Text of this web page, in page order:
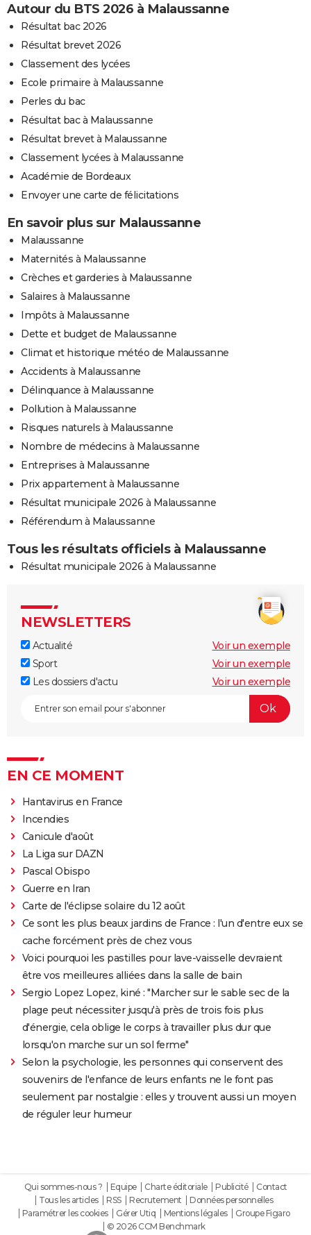
Autour du BTS 2026 à Malaussanne
Résultat bac 2026
Résultat brevet 2026
Classement des lycées
Ecole primaire à Malaussanne
Perles du bac
Résultat bac à Malaussanne
Résultat brevet à Malaussanne
Classement lycées à Malaussanne
Académie de Bordeaux
Envoyer une carte de félicitations
En savoir plus sur Malaussanne
Malaussanne
Maternités à Malaussanne
Crèches et garderies à Malaussanne
Salaires à Malaussanne
Impôts à Malaussanne
Dette et budget de Malaussanne
Climat et historique météo de Malaussanne
Accidents à Malaussanne
Délinquance à Malaussanne
Pollution à Malaussanne
Risques naturels à Malaussanne
Nombre de médecins à Malaussanne
Entreprises à Malaussanne
Prix appartement à Malaussanne
Résultat municipale 2026 à Malaussanne
Référendum à Malaussanne
Tous les résultats officiels à Malaussanne
Résultat municipale 2026 à Malaussanne
NEWSLETTERS
Actualité
Voir un exemple
Sport
Voir un exemple
Les dossiers d'actu
Voir un exemple
EN CE MOMENT
Hantavirus en France
Incendies
Canicule d'août
La Liga sur DAZN
Pascal Obispo
Guerre en Iran
Carte de l'éclipse solaire du 12 août
Ce sont les plus beaux jardins de France : l'un d'entre eux se
cache forcément près de chez vous
Voici pourquoi les pastilles pour lave-vaisselle devraient
être vos meilleures alliées dans la salle de bain
Sergio Lopez Lopez, kiné : "Marcher sur le sable sec de la
plage peut nécessiter jusqu'à près de trois fois plus
d'énergie, cela oblige le corps à travailler plus dur que
lorsqu'on marche sur un sol ferme"
Selon la psychologie, les personnes qui conservent des
souvenirs de l'enfance de leurs enfants ne le font pas
seulement par nostalgie : elles y trouvent aussi un moyen
de réguler leur humeur
Qui sommes-nous ? Equipe Charte éditoriale Publicité
Contact
Tous les articles
RSS Recrutement
Données personnelles
Paramétrer les cookies
Gérer Utiq Mentions légales
Groupe Figaro
© 2026 CCM Benchmark